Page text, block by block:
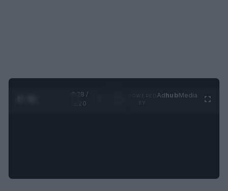
0:28 /
1:20
AdhubMedia